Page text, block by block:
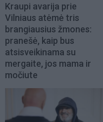
Kraupi avarija prie
Vilniaus atėmė tris
brangiausius žmones:
pranešė, kaip bus
atsisveikinama su
mergaite, jos mama ir
močiute